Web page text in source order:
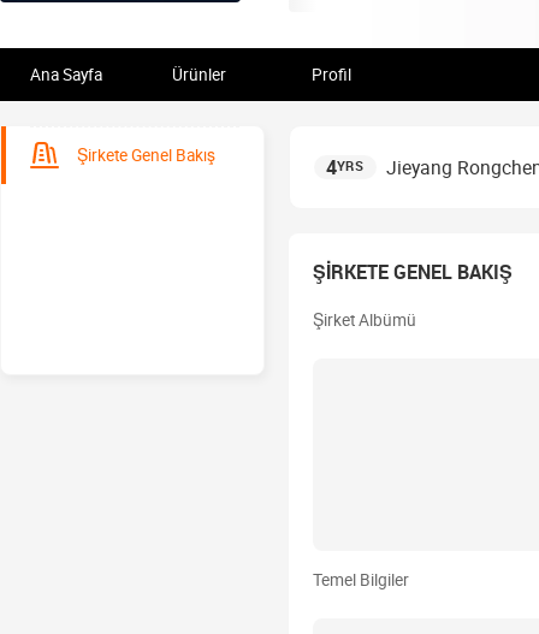
Ana Sayfa Ürünler Profil
Şirkete Genel Bakış 4YRS Jieyang
ŞİRKETE GENEL BAKIŞ
Şirket Albümü
Temel Bilgiler